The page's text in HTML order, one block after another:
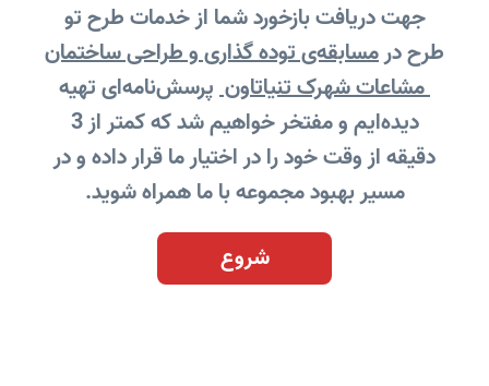
جهت دریافت بازخورد شما از خدمات طرح تو
طرح درمسابقه‌ی توده گذاری و طراحی ساختمان
مشاعات شهرک تنیاتاونپرسش‌نامه‌ای تهیه
دیده‌ایم و مفتخر خواهیم شد که کمتر از 3
دقیقه از وقت خود را در اختیار ما قرار داده و در
مسیر بهبود مجموعه با ما همراه شوید.
شروع